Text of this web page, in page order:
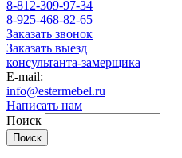
8-812-309-97-34
8-925-468-82-65
Заказать звонок
Заказать выезд
консультанта-замерщика
E-mail:
info@estermebel.ru
Написать нам
Поиск